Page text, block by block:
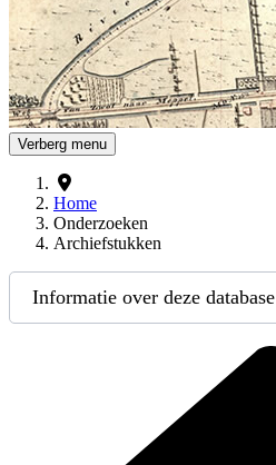
Verberg menu
Home
Onderzoeken
Archiefstukken
Informatie over deze database